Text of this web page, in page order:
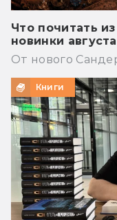
Что почитать
новинки
От нового
Книги